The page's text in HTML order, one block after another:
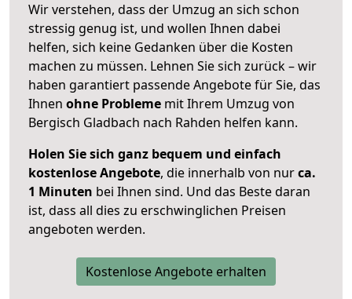
Wir verstehen, dass der Umzug an sich schon
stressig genug ist, und wollen Ihnen dabei
helfen, sich keine Gedanken über die Kosten
machen zu müssen. Lehnen Sie sich zurück – wir
haben garantiert passende Angebote für Sie, das
Ihnen ohne Probleme mit Ihrem Umzug von
Bergisch Gladbach nach Rahden helfen kann.
Holen Sie sich ganz bequem und einfach
kostenlose Angebote, die innerhalb von nurca.
1 Minuten bei Ihnen sind. Und das Beste daran
ist, dass all dies zu erschwinglichen Preisen
angeboten werden.
Kostenlose Angebote erhalten